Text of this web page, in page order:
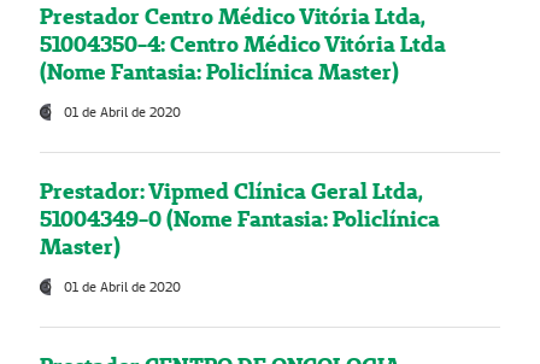
Prestador Centro Médico Vitória Ltda,
51004350-4: Centro Médico Vitória Ltda
(Nome Fantasia: Policlínica Master)
01 de Abril de 2020
Prestador: Vipmed Clínica Geral Ltda,
51004349-0 (Nome Fantasia: Policlínica
Master)
01 de Abril de 2020